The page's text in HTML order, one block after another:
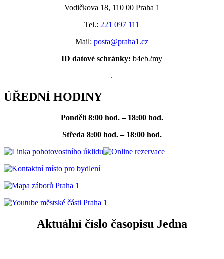
Vodičkova 18, 110 00 Praha 1
Tel.: 221 097 111
Mail: posta@praha1.cz
ID datové schránky: b4eb2my
.
ÚŘEDNÍ HODINY
Pondělí 8:00 hod. – 18:00 hod.
Středa 8:00 hod. – 18:00 hod.
Aktuální číslo časopisu Jedna